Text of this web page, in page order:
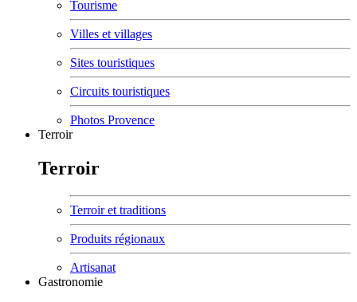
Tourisme
Villes et villages
Sites touristiques
Circuits touristiques
Photos Provence
Terroir
Terroir
Terroir et traditions
Produits régionaux
Artisanat
Gastronomie